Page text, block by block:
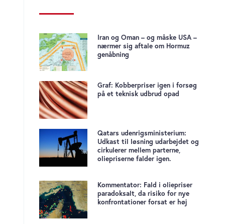
Iran og Oman – og måske USA –
nærmer sig aftale om Hormuz
genåbning
Graf: Kobberpriser igen i forsøg
på et teknisk udbrud opad
Qatars udenrigsministerium:
Udkast til løsning udarbejdet og
cirkulerer mellem parterne,
oliepriserne falder igen.
Kommentator: Fald i oliepriser
paradoksalt, da risiko for nye
konfrontationer forsat er høj